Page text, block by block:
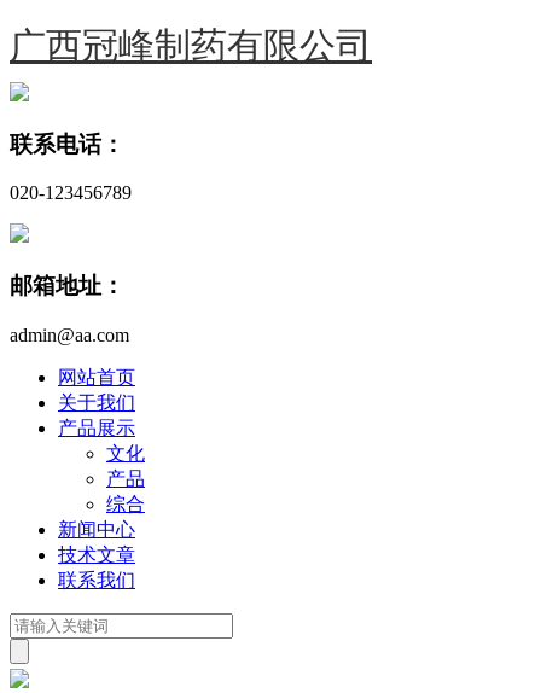
广西冠峰制药有限公司
联系电话：
020-123456789
邮箱地址：
admin@aa.com
网站首页
关于我们
产品展示
文化
产品
综合
新闻中心
技术文章
联系我们